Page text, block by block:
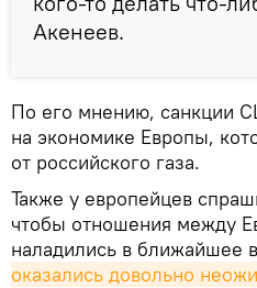
Акенеев.
По его мнению, санкции
на экономике Европы,
от российского газа.
Также у европейцев
чтобы отношения между
наладились в ближайшее
оказались довольно